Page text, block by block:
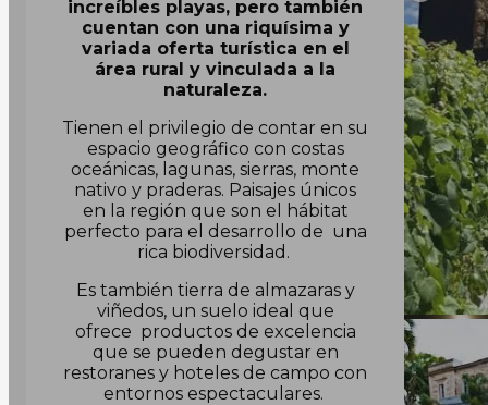
increíbles playas, pero también
cuentan con una riquísima y
variada oferta turística en el
área rural y vinculada a la
naturaleza.
Tienen el privilegio de contar en su
espacio geográfico con costas
oceánicas, lagunas, sierras, monte
nativo y praderas. Paisajes únicos
en la región que son el hábitat
perfecto para el desarrollo de una
rica biodiversidad.
Es también tierra de almazaras y
viñedos, un suelo ideal que
ofrece productos de excelencia
que se pueden degustar en
restoranes y hoteles de campo con
entornos espectaculares.